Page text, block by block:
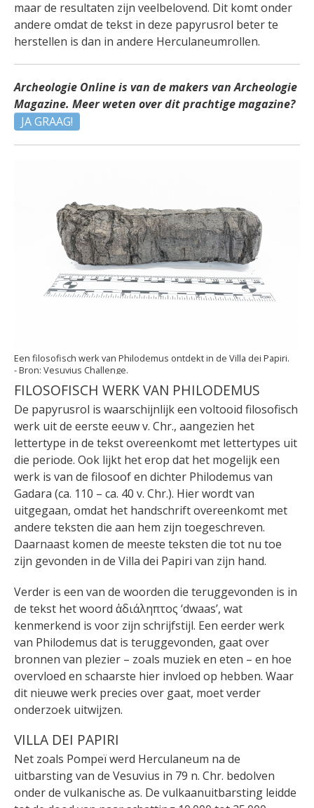
maar de resultaten zijn veelbelovend. Dit komt onder
andere omdat de tekst in deze papyrusrol beter te
herstellen is dan in andere Herculaneumrollen.
Archeologie Online is van de makers van Archeologie
Magazine. Meer weten over dit prachtige magazine?
JA GRAAG!
Een filosofisch werk van Philodemus ontdekt in de Villa dei Papiri.
Vesuvius Challenge.
FILOSOFISCH WERK VAN PHILODEMUS
De papyrusrol is waarschijnlijk een voltooid filosofisch
werk uit de eerste eeuw v. Chr., aangezien het
lettertype in de tekst overeenkomt met lettertypes uit
die periode. Ook lijkt het erop dat het mogelijk een
werk is van de filosoof en dichter Philodemus van
Gadara (ca. 110 – ca. 40 v. Chr.). Hier wordt van
uitgegaan, omdat het handschrift overeenkomt met
andere teksten die aan hem zijn toegeschreven.
Daarnaast komen de meeste teksten die tot nu toe
zijn gevonden in de Villa dei Papiri van zijn hand.
Verder is een van de woorden die teruggevonden is in
de tekst het woord ἀδιάληπτος ‘dwaas’, wat
kenmerkend is voor zijn schrijfstijl. Een eerder werk
van Philodemus dat is teruggevonden, gaat over
bronnen van plezier – zoals muziek en eten – en hoe
overvloed en schaarste hier invloed op hebben. Waar
dit nieuwe werk precies over gaat, moet verder
onderzoek uitwijzen.
VILLA DEI PAPIRI
Net zoals Pompeï werd Herculaneum na de
uitbarsting van de Vesuvius in 79 n. Chr. bedolven
onder de vulkanische as. De vulkaanuitbarsting leidde